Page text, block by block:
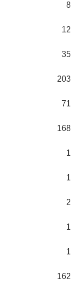
8
12
35
203
71
168
1
1
2
1
1
162